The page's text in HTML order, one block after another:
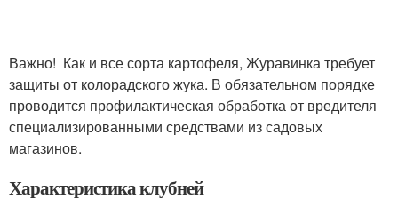
Важно! Как и все сорта картофеля, Журавинка требует
защиты от колорадского жука. В обязательном порядке
проводится профилактическая обработка от вредителя
специализированными средствами из садовых
магазинов.
Характеристика клубней